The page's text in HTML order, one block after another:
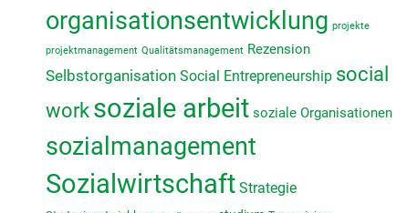
organisationsentwicklung projekte
projektmanagement Qualitätsmanagement Rezension
Selbstorganisation Social Entrepreneurship social
work soziale arbeit soziale Organisationen
sozialmanagement
Sozialwirtschaft Strategie